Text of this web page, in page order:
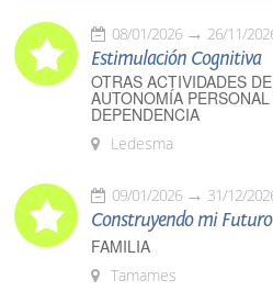
08/01/2026 26/11/
Estimulación Cognitiva
OTRAS ACTIVIDADES
AUTONOMÍA
DEPENDENCIA
Ledesma
09/01/2026 31/12/
Construyendo mi Futuro
FAMILIA
Tamames